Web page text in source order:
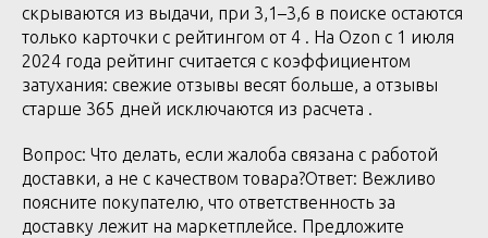
скрываются из выдачи, при 3,1–3,6 в поиске остаются
только карточки с рейтингом от 4 . На Ozon с 1 июля
2024 года рейтинг считается с коэффициентом
затухания: свежие отзывы весят больше, а отзывы
старше 365 дней исключаются из расчета .
Вопрос: Что делать, если жалоба связана с работой
доставки, а не с качеством товара?Ответ: Вежливо
поясните покупателю, что ответственность за
доставку лежит на маркетплейсе. Предложите